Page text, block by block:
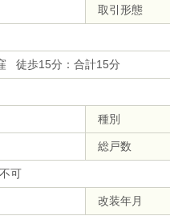
取引形態
徒歩15分：合計15分
種別
総戸数
可
改装年月